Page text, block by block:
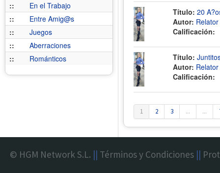
::
En el Trabajo
::
Entre Amig@s
::
Juegos
::
Aberraciones
::
Románticos
Título: 20
Autor:
Calificación:
Título:
Autor:
Calificación:
1 2 3 ... ...
© HGM Network S.L. || Términos y Condiciones ||